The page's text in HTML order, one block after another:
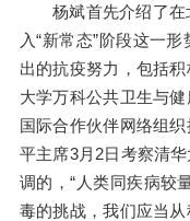
杨斌首先介绍了
入“新常态”阶段这一
出的抗疫努力，包括
大学万科公共卫生与
国际合作伙伴网络组
平主席3月2日考察清
调的，“人类同疾病较
毒的挑战，我们应当